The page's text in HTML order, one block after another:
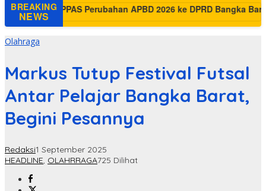
BREAKING
NEWS Markus Sampaikan Rancangan KUPA-
Olahraga
Markus Tutup Festival Futsal
Antar Pelajar Bangka Barat,
Begini Pesannya
Redaksi1 September 2025
HEADLINE, OLAHRRAGA725 Dilihat